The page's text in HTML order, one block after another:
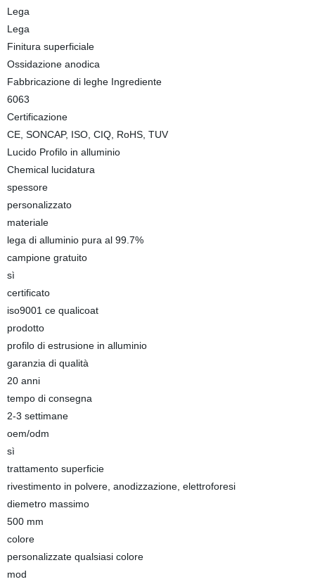
Lega
Lega
Finitura superficiale
Ossidazione anodica
Fabbricazione di leghe Ingrediente
6063
Certificazione
CE, SONCAP, ISO, CIQ, RoHS, TUV
Lucido Profilo in alluminio
Chemical lucidatura
spessore
personalizzato
materiale
lega di alluminio pura al 99.7%
campione gratuito
sì
certificato
iso9001 ce qualicoat
prodotto
profilo di estrusione in alluminio
garanzia di qualità
20 anni
tempo di consegna
2-3 settimane
oem/odm
sì
trattamento superficie
rivestimento in polvere, anodizzazione, elettroforesi
diemetro massimo
500 mm
colore
personalizzate qualsiasi colore
mod